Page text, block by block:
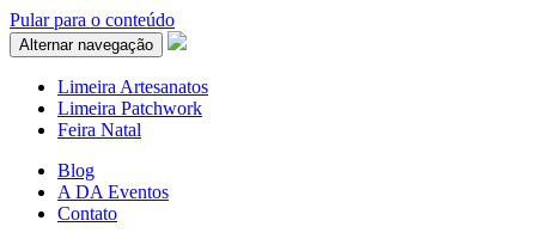
Pular para o conteúdo
Alternar navegação
Limeira Artesanatos
Limeira Patchwork
Feira Natal
Blog
A DA Eventos
Contato